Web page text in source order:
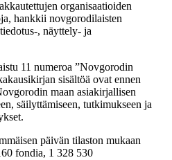
organisaatioiden
hankkii novgorodilaisten
, näyttely- ja
11 numeroa ”Novgorodin
sisältöä ovat ennen
maan asiakirjallisen
säilyttämiseen, tutkimukseen ja
päivän tilaston mukaan
fondia, 1 328 530